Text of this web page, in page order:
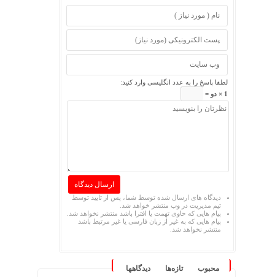
لطفا پاسخ را به عدد انگلیسی وارد کنید:
1 × دو =
دیدگاه های ارسال شده توسط شما، پس از تایید توسط
تیم مدیریت در وب منتشر خواهد شد.
پیام هایی که حاوی تهمت یا افترا باشد منتشر نخواهد شد.
پیام هایی که به غیر از زبان فارسی یا غیر مرتبط باشد
منتشر نخواهد شد.
محبوب تازه‌ها دیدگاهها